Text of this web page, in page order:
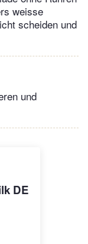
weisse
scheiden und
und
DE